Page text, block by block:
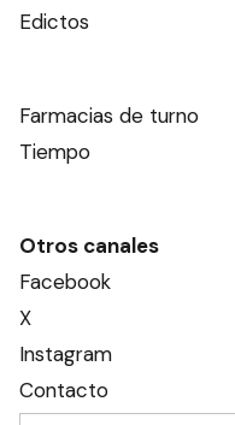
Edictos
Farmacias de turno
Tiempo
Otros canales
Facebook
X
Instagram
Contacto